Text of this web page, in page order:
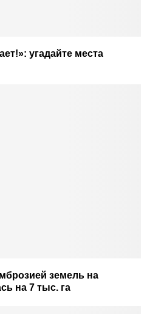
угадайте места
земель на
на 7 тыс. га